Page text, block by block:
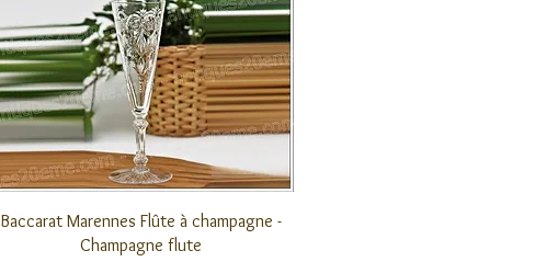
Aperçu rapide
Baccarat Marennes Flûte à champagne -
Champagne flute